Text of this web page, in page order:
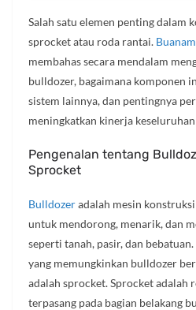
Salah satu elemen penting dalam
sprocket atau roda rantai.
membahas secara mendalam
bulldozer, bagaimana komponen
sistem lainnya, dan pentingnya
meningkatkan kinerja
Pengenalan tentang
Sprocket
Bulldozeradalah mesin
untuk mendorong, menarik, dan
seperti tanah, pasir, dan
yang memungkinkan bulldozer
adalah sprocket. Sprocket adalah
terpasang pada bagian belakang